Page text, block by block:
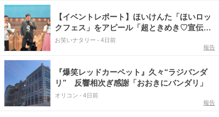
【イベントレポート】ほいけんた「ほいロッ
クフェス」をアピール「超ときめき♡宣伝部
とコラボします」
お笑いナタリー - 4日前
報告
『爆笑レッドカーペット』久々“ラジバンダ
リ” 反響相次ぎ感謝「おおきにバンダリ」
オリコン - 4日前
報告